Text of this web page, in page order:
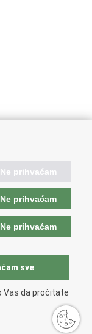
Ne prihvaćam
Ne prihvaćam
Ne prihvaćam
sve
Vas da pročitate